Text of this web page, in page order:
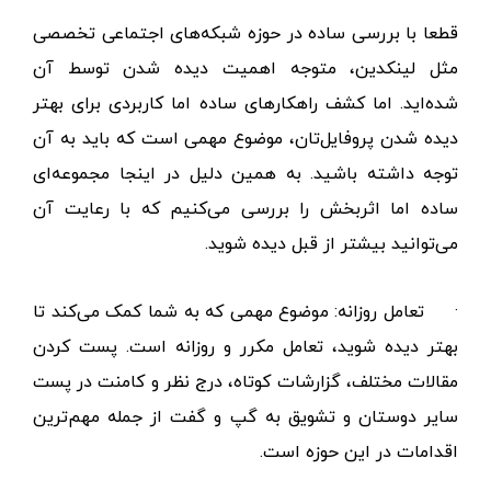
چگونه پروفایل‌تان در لینکدین دیده شود؟
قطعا با بررسی ساده در حوزه شبکه‌های اجتماعی تخصصی
مثل لینکدین، متوجه اهمیت دیده شدن توسط آن
شده‌اید. اما کشف راهکارهای ساده اما کاربردی برای بهتر
دیده شدن پروفایل‌تان، موضوع مهمی است که باید به آن
توجه داشته باشید. به همین دلیل در اینجا مجموعه‌ای
می‌توانید بیشتر از قبل دیده شوید.
·تعامل روزانه: موضوع مهمی که به شما کمک می‌کند تا
بهتر دیده شوید، تعامل مکرر و روزانه است. پست کردن
مقالات مختلف، گزارشات کوتاه، درج نظر و کامنت در پست